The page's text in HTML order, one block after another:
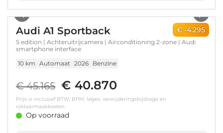
€ -4.295
Audi A1 Sportback
S edition | Achteruitrijcamera | Airconditioning 2-zone | Audi
smartphone interface
10 km Automaat 2026 Benzine
€ 45.165 € 40.870
Prijs is inclusief BTW, BPM, leges, verwijderingsbijdrage en
rijklaarmaakkosten.
Op voorraad